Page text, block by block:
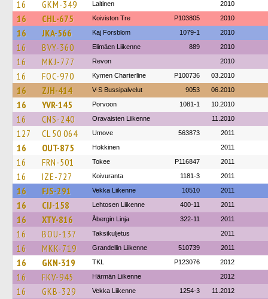
16 GKM-349 Laitinen 2010
16 CHL-675 Koiviston Tre P103805 2010
16 JKA-566 Kaj Forsblom 1079-1 2010
16 BVY-360 Elimäen Liikenne 889 2010
16 MKJ-777 Revon 2010
16 FOC-970 Kymen Charterline P100736 03.2010
16 ZJH-414 V-S Bussipalvelut 9053 06.2010
16 YVR-145 Porvoon 1081-1 10.2010
16 CNS-240 Oravaisten Liikenne 11.2010
127 CL 50 064 Umove 563873 2011
16 OUT-875 Hokkinen 2011
16 FRN-501 Tokee P116847 2011
16 IZE-727 Koivuranta 1181-3 2011
16 FJS-291 Vekka Liikenne 10510 2011
16 CIJ-158 Lehtosen Liikenne 400-11 2011
16 XTY-816 Åbergin Linja 322-11 2011
16 BOU-137 Taksikuljetus 2011
16 MKK-719 Grandellin Liikenne 510739 2011
16 GKN-319 TKL P123076 2012
16 FKV-945 Härmän Liikenne 2012
16 GKB-329 Vekka Liikenne 1254-3 11.2012